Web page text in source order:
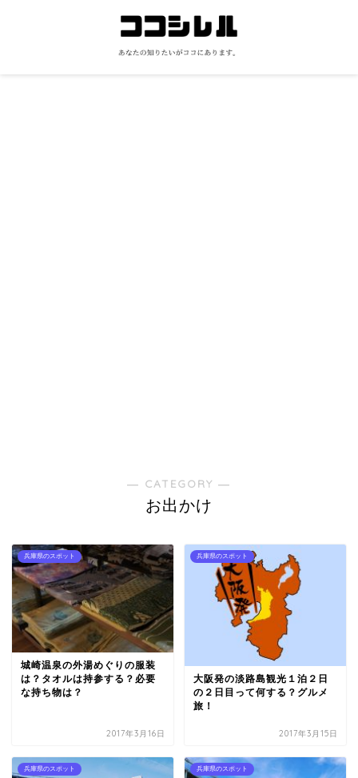
― CATEGORY ―
お出かけ
兵庫県のスポット
城崎温泉の外湯めぐりの服装
は？タオルは持参する？必要
な持ち物は？
2017年3月16日
兵庫県のスポット
大阪発の淡路島観光１泊２日
の２日目って何する？グルメ
旅！
2017年3月15日
兵庫県のスポット 兵庫県のスポット